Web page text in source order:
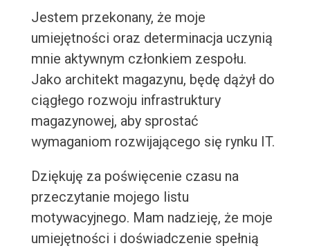
Jestem przekonany, że moje
umiejętności oraz determinacja uczynią
mnie aktywnym członkiem zespołu.
Jako architekt magazynu, będę dążył do
ciągłego rozwoju infrastruktury
magazynowej, aby sprostać
wymaganiom rozwijającego się rynku IT.
Dziękuję za poświęcenie czasu na
przeczytanie mojego listu
motywacyjnego. Mam nadzieję, że moje
umiejętności i doświadczenie spełnią